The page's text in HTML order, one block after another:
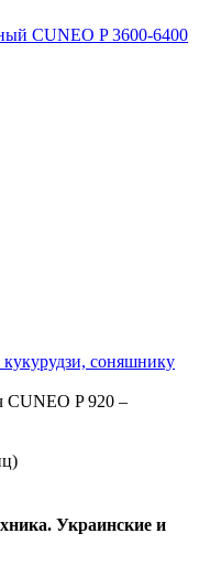
CUNEO P 3600-6400
соняшнику
CUNEO P 920 –
Украинские и